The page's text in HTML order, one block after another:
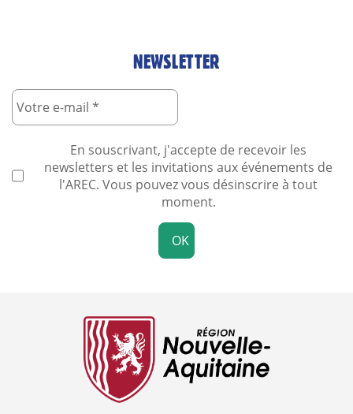
NEWSLETTER
En souscrivant, j'accepte de recevoir les
newsletters et les invitations aux événements de
l'AREC. Vous pouvez vous désinscrire à tout
moment.